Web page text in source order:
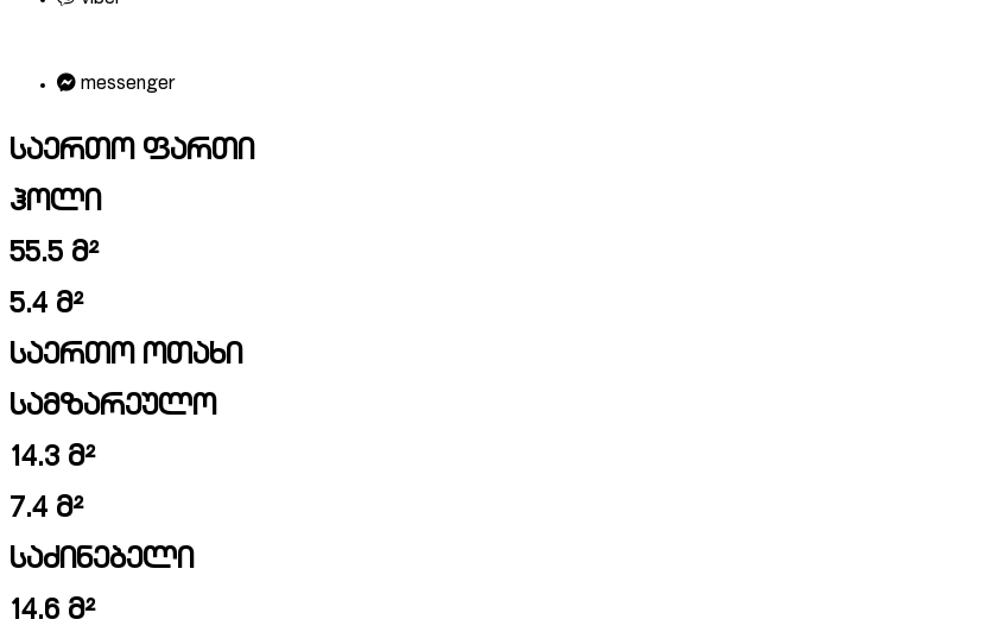
messenger
საერთო ფართი
ჰოლი
55.5 მ²
5.4 მ²
საერთო ოთახი
სამზარეულო
14.3 მ²
7.4 მ²
საძინებელი
14.6 მ²